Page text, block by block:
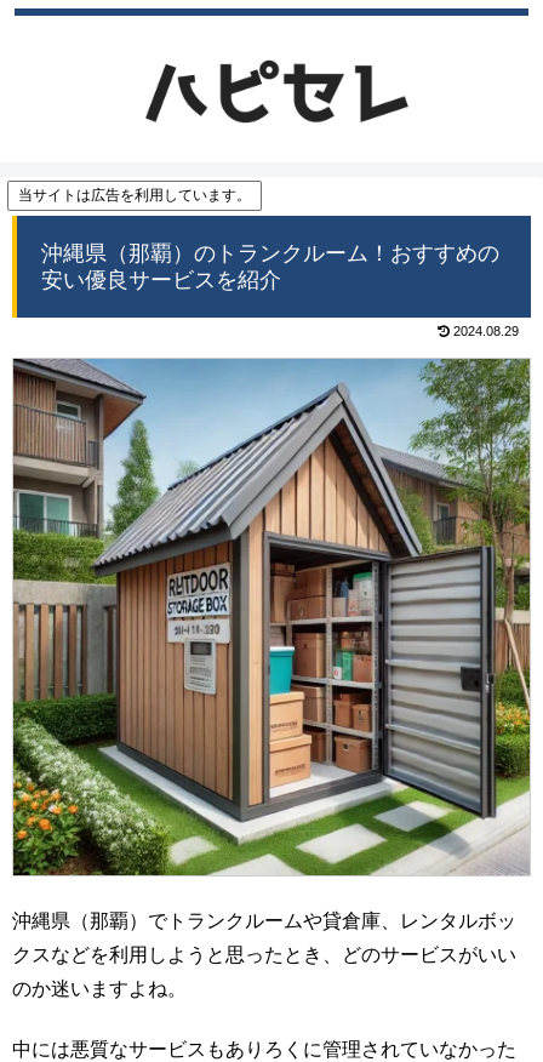
当サイトは広告を利用しています。
沖縄県（那覇）のトランクルーム！おすすめの
安い優良サービスを紹介
2024.08.29
沖縄県（那覇）でトランクルームや貸倉庫、レンタルボッ
クスなどを利用しようと思ったとき、どのサービスがいい
のか迷いますよね。
中には悪質なサービスもありろくに管理されていなかった